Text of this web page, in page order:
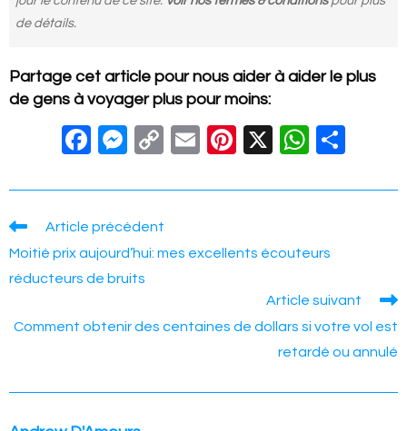
de détails.
Partage cet article pour nous aider à aider le plus
de gens à voyager plus pour moins:
F
c
e
b
o
M
ss
e
n
g
er
C
p
Li
E
ail
Pi
er
st
X
W
at
A
p
ar
Read
articles
Article précédent
Moitié prix aujourd’hui: mes excellents écouteurs
réducteurs de bruits
Article suivant
Comment obtenir des centaines de dollars si votre vol est
retardé ou annulé